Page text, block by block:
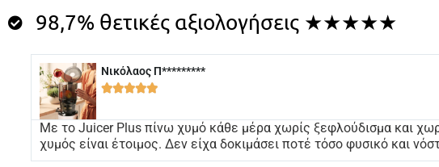
98,7% θετικές αξιολογήσεις ★★★★★
Νικόλαος Π*********

Με το Juicer Plus πίνω χυμό κάθε μέρα χωρίς ξεφλούδισμα και
χυμός είναι έτοιμος. Δεν είχα δοκιμάσει ποτέ τόσο φυσικό και